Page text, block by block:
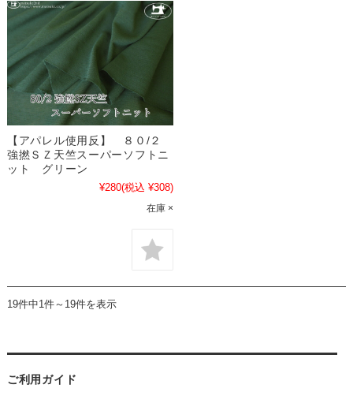
【アパレル使用反】 ８０/２
強撚ＳＺ天竺スーパーソフトニ
ット グリーン
¥280(税込 ¥308)
在庫 ×
19件中1件～19件を表示
ご利用ガイド